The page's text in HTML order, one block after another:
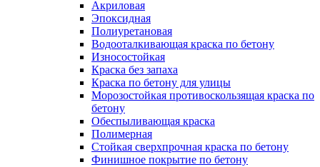
Акриловая
Эпоксидная
Полиуретановая
Водооталкивающая краска по бетону
Износостойкая
Краска без запаха
Краска по бетону для улицы
Морозостойкая противоскользящая краска по
бетону
Обеспыливающая краска
Полимерная
Стойкая сверхпрочная краска по бетону
Финишное покрытие по бетону